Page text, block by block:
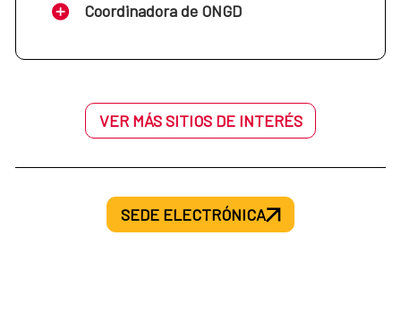
Coordinadora de ONGD
VER MÁS SITIOS DE INTERÉS
SEDE ELECTRÓNICA